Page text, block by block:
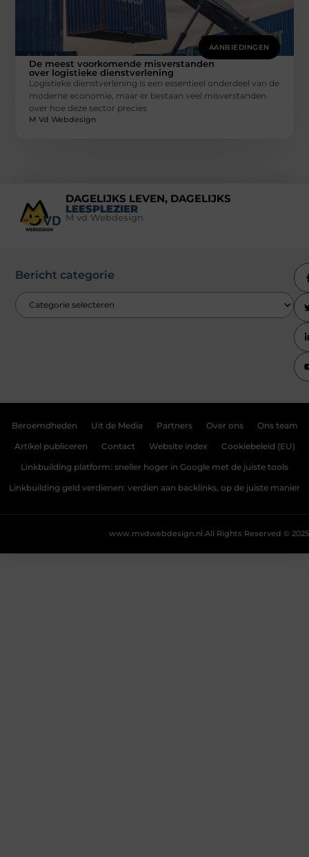
AANBIEDINGEN
De meest voorkomende misverstanden
over logistieke dienstverlening
Logistieke dienstverlening is een essentieel onderdeel van de
moderne economie, maar er bestaan veel misverstanden
over hoe deze sector precies
M Vd Webdesign
DAGELIJKS LEVEN, DAGELIJKS
LEESPLEZIER
M vd Webdesign
Bericht categorie
Beroemdheden Uit de Media Partners Over ons Ons team
Artikel publiceren Contact Website index Cookiebeleid (EU)
Linkbuilding platform: sneller hoger in Google met de juiste tools
Linkbuilding geld verdienen: verdien aan backlinks, op de juiste manier
All Rights Reserved © 2025
www.mvdwebdesign.nl.